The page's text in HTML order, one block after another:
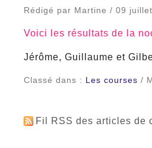
Rédigé par Martine / 09
Voici les résultats de la
Jérôme, Guillaume et
Classé dans : Les courses /
Fil RSS des articles de